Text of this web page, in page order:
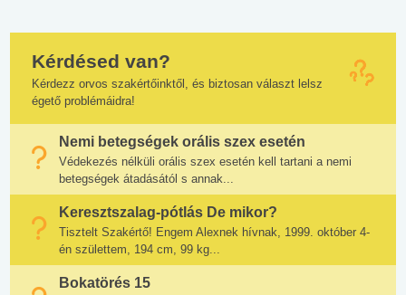
Kérdésed van?
Kérdezz orvos szakértőinktől, és biztosan választ lelsz
égető problémáidra!
Nemi betegségek orális szex esetén
Védekezés nélküli orális szex esetén kell tartani a nemi
betegségek átadásától s annak...
Keresztszalag-pótlás De mikor?
Tisztelt Szakértő! Engem Alexnek hívnak, 1999. október 4-
én születtem, 194 cm, 99 kg...
Bokatörés 15